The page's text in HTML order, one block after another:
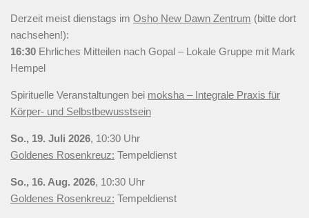
Derzeit meist dienstags im Osho New Dawn Zentrum (bitte dort
nachsehen!):
16:30 Ehrliches Mitteilen nach Gopal – Lokale Gruppe mit Mark
Hempel
Spirituelle Veranstaltungen bei moksha – Integrale Praxis für
Körper- und Selbstbewusstsein
So., 19. Juli 2026, 10:30 Uhr
Goldenes Rosenkreuz: Tempeldienst
So., 16. Aug. 2026, 10:30 Uhr
Goldenes Rosenkreuz: Tempeldienst